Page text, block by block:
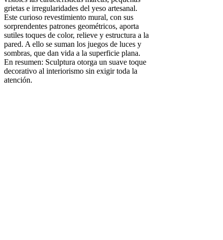
grietas e irregularidades del yeso artesanal.
Este curioso revestimiento mural, con sus
sorprendentes patrones geométricos, aporta
sutiles toques de color, relieve y estructura a la
pared. A ello se suman los juegos de luces y
sombras, que dan vida a la superficie plana.
En resumen: Sculptura otorga un suave toque
decorativo al interiorismo sin exigir toda la
atención.